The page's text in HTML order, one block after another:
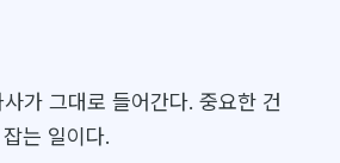
가 그대로 들어간다. 중요한 건
는 일이다.